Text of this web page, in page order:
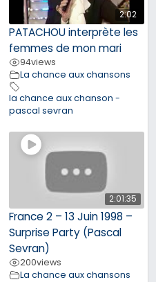
2:02
PATACHOU interprète les
femmes de mon mari
94views
La chance aux chansons
la chance aux chanson -
pascal sevran
2:01:35
France 2 – 13 Juin 1998 –
Surprise Party (Pascal
Sevran)
200views
La chance aux chansons